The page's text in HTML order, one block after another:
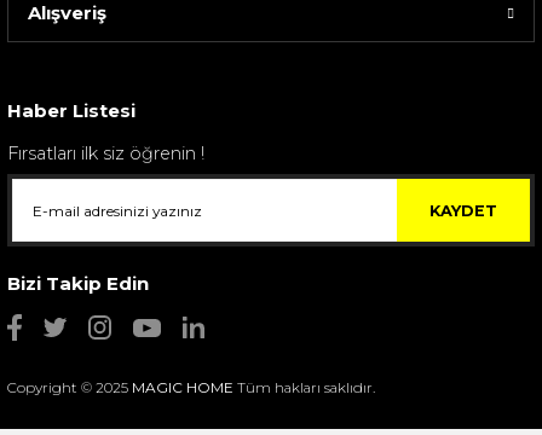
Sarev Elfıda Flanel Nevresim Takımı Çift Kişili...
Alışveriş
Haber Listesi
Fırsatları ilk siz öğrenin !
KAYDET
Bizi Takip Edin
Copyright © 2025 MAGIC HOME Tüm hakları saklıdır.